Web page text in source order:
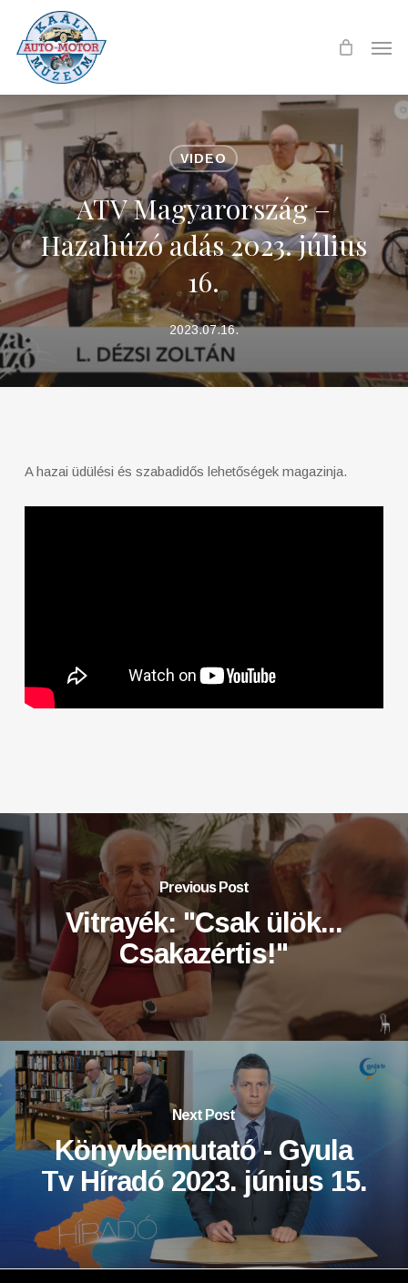
main
content
VIDEO
ATV Magyarország –
Hazahúzó adás 2023. július
16.
2023.07.16.
A hazai üdülési és szabadidős lehetőségek magazinja.
Previous Post
Vitrayék: "Csak ülök...
Csakazértis!"
Next Post
Könyvbemutató - Gyula
Tv Híradó 2023. június 15.